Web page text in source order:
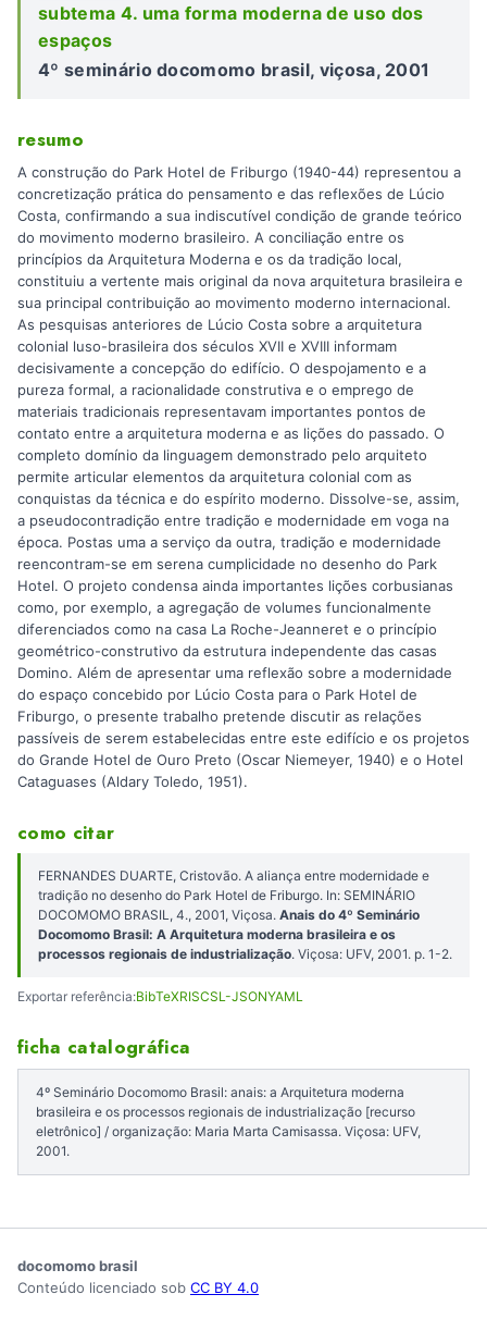
subtema 4. uma forma moderna de uso dos
espaços
4º seminário docomomo brasil, viçosa, 2001
resumo
A construção do Park Hotel de Friburgo (1940-44) representou a
concretização prática do pensamento e das reflexões de Lúcio
Costa, confirmando a sua indiscutível condição de grande teórico
do movimento moderno brasileiro. A conciliação entre os
princípios da Arquitetura Moderna e os da tradição local,
constituiu a vertente mais original da nova arquitetura brasileira e
sua principal contribuição ao movimento moderno internacional.
As pesquisas anteriores de Lúcio Costa sobre a arquitetura
colonial luso-brasileira dos séculos XVII e XVIII informam
decisivamente a concepção do edifício. O despojamento e a
pureza formal, a racionalidade construtiva e o emprego de
materiais tradicionais representavam importantes pontos de
contato entre a arquitetura moderna e as lições do passado. O
completo domínio da linguagem demonstrado pelo arquiteto
permite articular elementos da arquitetura colonial com as
conquistas da técnica e do espírito moderno. Dissolve-se, assim,
a pseudocontradição entre tradição e modernidade em voga na
época. Postas uma a serviço da outra, tradição e modernidade
reencontram-se em serena cumplicidade no desenho do Park
Hotel. O projeto condensa ainda importantes lições corbusianas
como, por exemplo, a agregação de volumes funcionalmente
diferenciados como na casa La Roche-Jeanneret e o princípio
geométrico-construtivo da estrutura independente das casas
Domino. Além de apresentar uma reflexão sobre a modernidade
do espaço concebido por Lúcio Costa para o Park Hotel de
Friburgo, o presente trabalho pretende discutir as relações
passíveis de serem estabelecidas entre este edifício e os projetos
do Grande Hotel de Ouro Preto (Oscar Niemeyer, 1940) e o Hotel
Cataguases (Aldary Toledo, 1951).
como citar
FERNANDES DUARTE, Cristovão. A aliança entre modernidade e
tradição no desenho do Park Hotel de Friburgo. In: SEMINÁRIO
DOCOMOMO BRASIL, 4., 2001, Viçosa. Anais do 4º Seminário
Docomomo Brasil: A Arquitetura moderna brasileira e os
processos regionais de industrialização. Viçosa: UFV, 2001. p. 1-2.
Exportar referência:BibTeXRISCSL-JSONYAML
ficha catalográfica
4º Seminário Docomomo Brasil: anais: a Arquitetura moderna
brasileira e os processos regionais de industrialização [recurso
eletrônico] / organização: Maria Marta Camisassa. Viçosa: UFV,
2001.
docomomo brasil
Conteúdo licenciado sob CC BY 4.0